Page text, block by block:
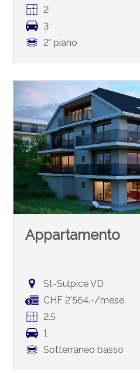
2
3
2° piano
Appartamento
St-Sulpice VD
CHF 2'564.-/mese
2.5
1
Sotterraneo basso